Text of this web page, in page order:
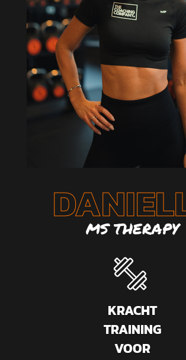
MS THERAPY
KRACHT
TRAINING
VOOR